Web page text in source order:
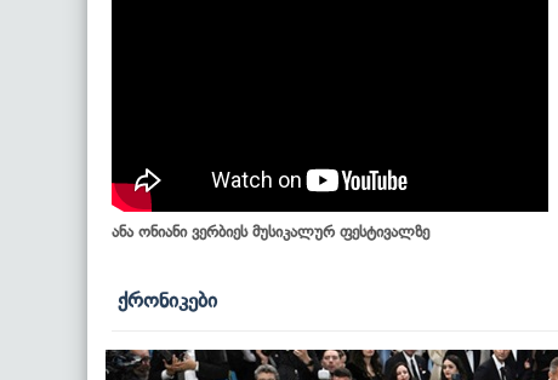
ანა ონიანი ვერბიეს მუსიკალურ ფესტივალზე
ქრონიკები